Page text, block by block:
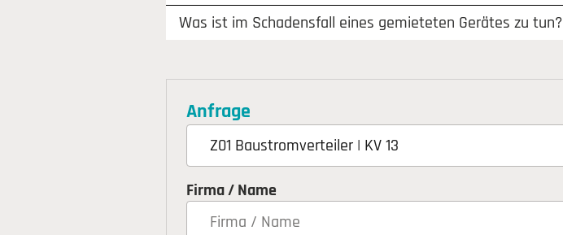
Was ist im Schadensfall eines gemieteten Gerätes zu tun?
Anfrage
Firma / Name